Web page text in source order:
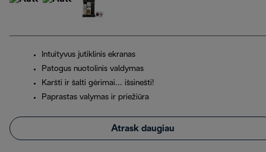
Intuityvus jutiklinis ekranas
Patogus nuotolinis valdymas
Karšti ir šalti gėrimai... išsinešti!
Paprastas valymas ir priežiūra
Atrask daugiau